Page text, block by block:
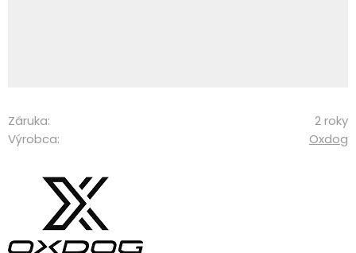
Záruka:
2 roky
Výrobca:
Oxdog